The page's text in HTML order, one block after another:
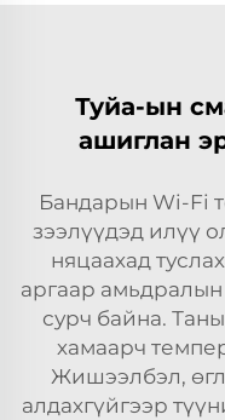
Туйа-ын
ашиглан
Бандарын Wi-Fi
зээлүүдэд илүү
няцаахад
аргаар
сурч байна.
хамаарч
Жишээлбэл,
алдахгүйгээр